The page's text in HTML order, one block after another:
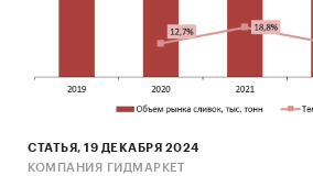
сравните предстоящий
ожиданиями
по инструкции внесите
получения финансирования
СТАТЬЯ, 19 ДЕКАБРЯ 2024
КОМПАНИЯ ГИДМАРКЕТ